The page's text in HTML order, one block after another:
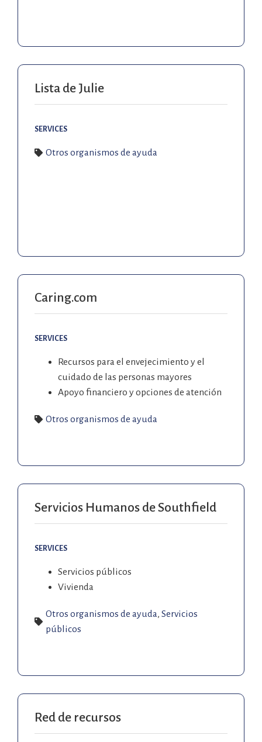
Lista de Julie
SERVICES
Otros organismos de ayuda
Caring.com
SERVICES
Recursos para el envejecimiento y el
cuidado de las personas mayores
Apoyo financiero y opciones de atención
Otros organismos de ayuda
Servicios Humanos de Southfield
SERVICES
Servicios públicos
Vivienda
Otros organismos de ayuda, Servicios
públicos
Red de recursos